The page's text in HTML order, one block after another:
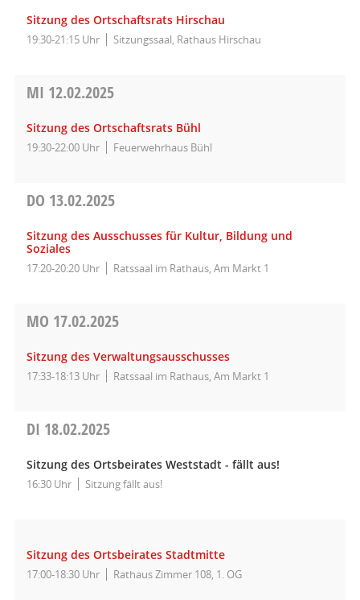
Sitzung des Ortschaftsrats Hirschau
19:30-21:15 Uhr Sitzungssaal, Rathaus Hirschau
MI 12.02.2025
Sitzung des Ortschaftsrats Bühl
19:30-22:00 Uhr Feuerwehrhaus Bühl
DO 13.02.2025
Sitzung des Ausschusses für Kultur, Bildung und
Soziales
17:20-20:20 Uhr Ratssaal im Rathaus, Am Markt 1
MO 17.02.2025
Sitzung des Verwaltungsausschusses
17:33-18:13 Uhr Ratssaal im Rathaus, Am Markt 1
DI 18.02.2025
Sitzung des Ortsbeirates Weststadt - fällt aus!
16:30 Uhr Sitzung fällt aus!
Sitzung des Ortsbeirates Stadtmitte
17:00-18:30 Uhr Rathaus Zimmer 108, 1. OG